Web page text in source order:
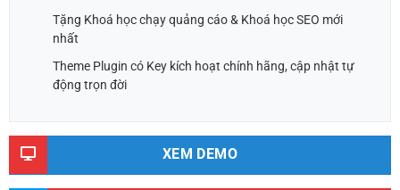
Tặng Khoá học chạy quảng cáo & Khoá học SEO mới
nhất
Theme Plugin có Key kích hoạt chính hãng, cập nhật tự
động trọn đời
XEM DEMO